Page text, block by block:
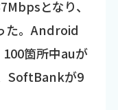
となり、
た。Android
箇所中auが
SoftBankが9